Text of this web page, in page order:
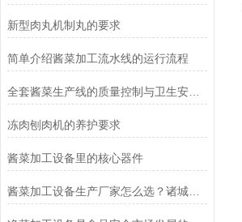
新型肉丸机制丸的要求
简单介绍酱菜加工流水线的运行流程
全套酱菜生产线的质量控制与卫生安全管理
冻肉刨肉机的养护要求
酱菜加工设备里的核心器件
酱菜加工设备生产厂家怎么选？诸城冠通机械为您支招